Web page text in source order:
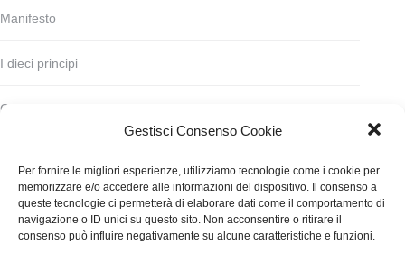
Gestisci Consenso Cookie
Per fornire le migliori esperienze, utilizziamo tecnologie come i cookie per
memorizzare e/o accedere alle informazioni del dispositivo. Il consenso a
queste tecnologie ci permetterà di elaborare dati come il comportamento di
navigazione o ID unici su questo sito. Non acconsentire o ritirare il
consenso può influire negativamente su alcune caratteristiche e funzioni.
Manifesto
I dieci principi
Codice deontologico
Finanziamento
Contatti